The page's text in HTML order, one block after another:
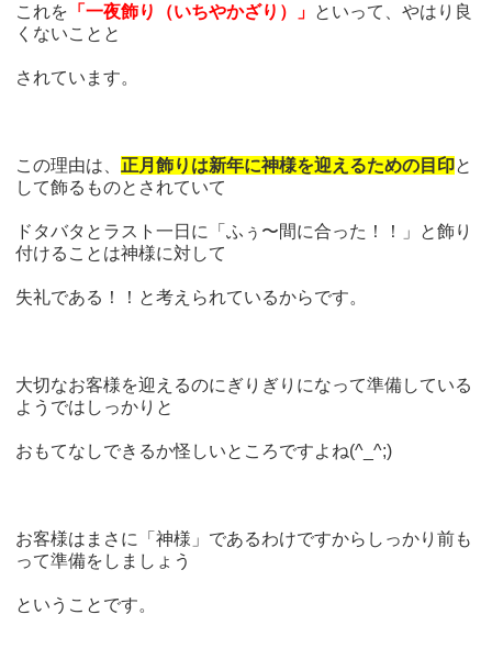
これを 「一夜飾り（いちやかざり）」 といって、やはり良
くないことと
されています。
この理由は、 正月飾りは新年に神様を迎えるための目印と
して飾るものとされていて
ドタバタとラスト一日に「ふぅ〜間に合った！！」と飾り
付けることは神様に対して
失礼である！！と考えられているからです。
大切なお客様を迎えるのにぎりぎりになって準備している
ようではしっかりと
おもてなしできるか怪しいところですよね(^_^;)
お客様はまさに「神様」であるわけですからしっかり前も
って準備をしましょう
ということです。